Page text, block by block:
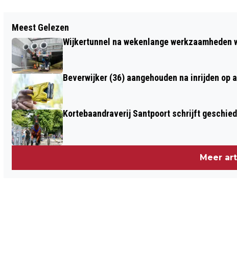
VANAF VRIJDAG ZOMERS WARM,
LOKAAL MOGELIJK TROPISCH
Meest Gelezen
Wijkertunnel na wekenlange werkzaamheden
Beverwijker (36) aangehouden na inrijden
Kortebaandraverij Santpoort schrijft
Meer